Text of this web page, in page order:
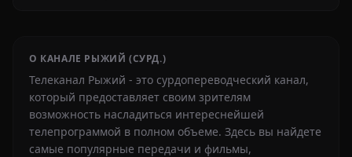
О КАНАЛЕ РЫЖИЙ (СУРД.)
Телеканал Рыжий - это сурдопереводческий канал,
который предоставляет своим зрителям
возможность насладиться интереснейшей
телепрограммой в полном объеме. Здесь вы найдете
самые популярные передачи и фильмы,